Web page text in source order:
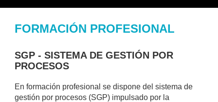
FORMACIÓN PROFESIONAL
SGP - SISTEMA DE GESTIÓN POR
PROCESOS
En formación profesional se dispone del sistema de
gestión por procesos (SGP) impulsado por la